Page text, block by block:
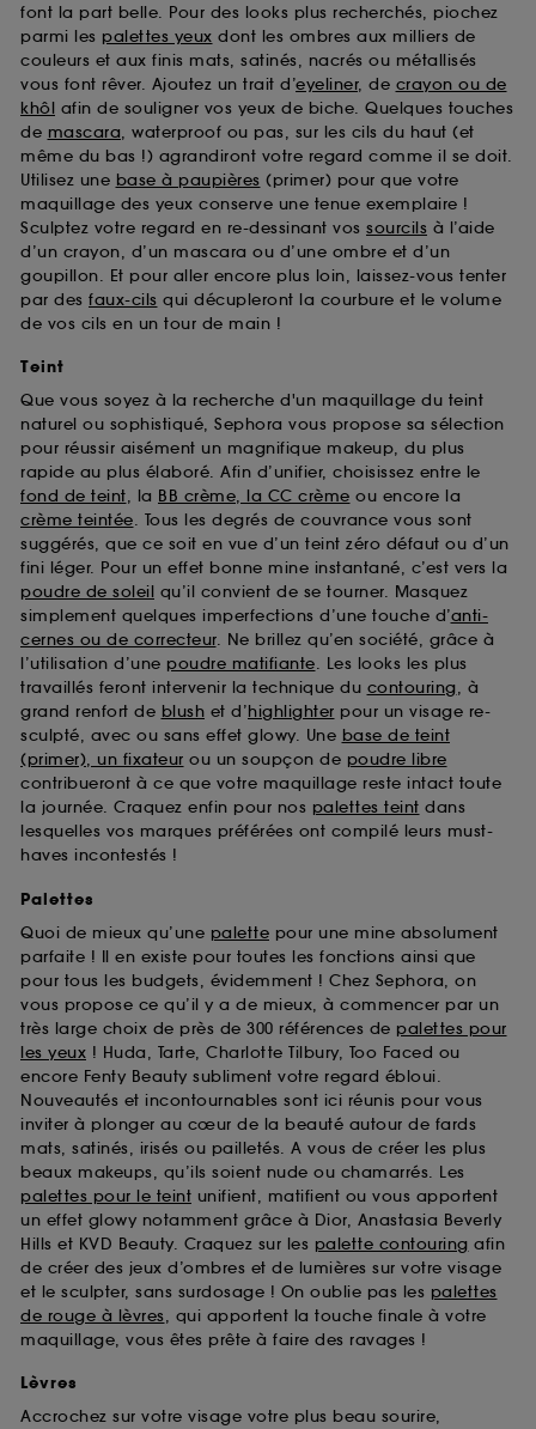
font la part belle. Pour des looks plus recherchés, piochez
parmi les palettes yeux dont les ombres aux milliers de
couleurs et aux finis mats, satinés, nacrés ou métallisés
vous font rêver. Ajoutez un trait d’eyeliner, de crayon ou de
khôl afin de souligner vos yeux de biche. Quelques touches
de mascara, waterproof ou pas, sur les cils du haut (et
même du bas !) agrandiront votre regard comme il se doit.
Utilisez une base à paupières (primer) pour que votre
maquillage des yeux conserve une tenue exemplaire !
Sculptez votre regard en re-dessinant vos sourcils à l’aide
d’un crayon, d’un mascara ou d’une ombre et d’un
goupillon. Et pour aller encore plus loin, laissez-vous tenter
par des faux-cils qui décupleront la courbure et le volume
de vos cils en un tour de main !
Teint
Que vous soyez à la recherche d'un maquillage du teint
naturel ou sophistiqué, Sephora vous propose sa sélection
pour réussir aisément un magnifique makeup, du plus
rapide au plus élaboré. Afin d’unifier, choisissez entre le
fond de teint, la BB crème, la CC crème ou encore la
crème teintée. Tous les degrés de couvrance vous sont
suggérés, que ce soit en vue d’un teint zéro défaut ou d’un
fini léger. Pour un effet bonne mine instantané, c’est vers la
poudre de soleil qu’il convient de se tourner. Masquez
simplement quelques imperfections d’une touche d’anti-
cernes ou de correcteur. Ne brillez qu’en société, grâce à
l’utilisation d’une poudre matifiante. Les looks les plus
travaillés feront intervenir la technique du contouring, à
grand renfort de blush et d’highlighter pour un visage re-
sculpté, avec ou sans effet glowy. Une base de teint
(primer), un fixateur ou un soupçon de poudre libre
contribueront à ce que votre maquillage reste intact toute
la journée. Craquez enfin pour nos palettes teint dans
lesquelles vos marques préférées ont compilé leurs must-
haves incontestés !
Palettes
Quoi de mieux qu’une palette pour une mine absolument
parfaite ! Il en existe pour toutes les fonctions ainsi que
pour tous les budgets, évidemment ! Chez Sephora, on
vous propose ce qu’il y a de mieux, à commencer par un
très large choix de près de 300 références de palettes pour
les yeux ! Huda, Tarte, Charlotte Tilbury, Too Faced ou
encore Fenty Beauty subliment votre regard ébloui.
Nouveautés et incontournables sont ici réunis pour vous
inviter à plonger au cœur de la beauté autour de fards
mats, satinés, irisés ou pailletés. A vous de créer les plus
beaux makeups, qu’ils soient nude ou chamarrés. Les
palettes pour le teint unifient, matifient ou vous apportent
un effet glowy notamment grâce à Dior, Anastasia Beverly
Hills et KVD Beauty. Craquez sur les palette contouring afin
de créer des jeux d’ombres et de lumières sur votre visage
et le sculpter, sans surdosage ! On oublie pas les palettes
de rouge à lèvres, qui apportent la touche finale à votre
maquillage, vous êtes prête à faire des ravages !
Lèvres
Accrochez sur votre visage votre plus beau sourire,